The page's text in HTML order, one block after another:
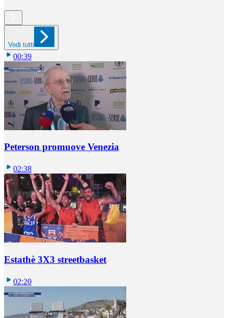
Vedi tutti
00:39
Peterson promuove Venezia
02:38
Estathè 3X3 streetbasket
02:20